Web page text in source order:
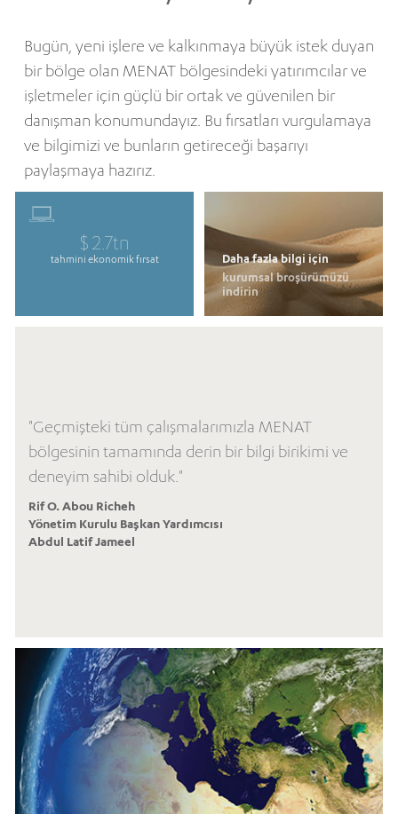
Bugün, yeni işlere ve kalkınmaya büyük istek duyan
bir bölge olan MENAT bölgesindeki yatırımcılar ve
işletmeler için güçlü bir ortak ve güvenilen bir
danışman konumundayız. Bu fırsatları vurgulamaya
ve bilgimizi ve bunların getireceği başarıyı
paylaşmaya hazırız.
$ 2.7tn
tahmini ekonomik fırsat
Daha fazla bilgi için
kurumsal broşürümüzü
indirin
"Geçmişteki tüm çalışmalarımızla MENAT
bölgesinin tamamında derin bir bilgi birikimi ve
deneyim sahibi olduk."
Rif O. Abou Richeh
Yönetim Kurulu Başkan Yardımcısı
Abdul Latif Jameel